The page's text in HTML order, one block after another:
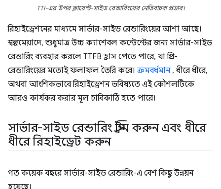
TTI-এর উপর ক্লায়েন্ট-সাইড রেন্ডারিংয়ের নেতিবাচক প্রভাব।
রিহাইড্রেশনের মাধ্যমে সার্ভার-সাইড রেন্ডারিংয়ের আশা আছে।
স্বল্পমেয়াদে, শুধুমাত্র উচ্চ ক্যাশেবল কন্টেন্টের জন্য সার্ভার-সাইড
রেন্ডারিং ব্যবহার করলে TTFB হ্রাস পেতে পারে, যা প্রি-
রেন্ডারিংয়ের মতোই ফলাফল তৈরি করে।ক্রমবর্ধমান, ধীরে ধীরে,
অথবা আংশিকভাবে রিহাইড্রেশন ভবিষ্যতে এই কৌশলটিকে
আরও কার্যকর করার মূল চাবিকাঠি হতে পারে।
সার্ভার-সাইড রেন্ডারিং স্ট্রিম করুন এবং ধীরে
ধীরে রিহাইড্রেট করুন
গত কয়েক বছরে সার্ভার-সাইড রেন্ডারিং-এ বেশ কিছু উন্নয়ন
হয়েছে।